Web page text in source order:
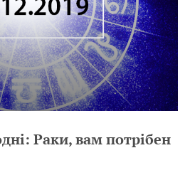
Раки, вам потрібен